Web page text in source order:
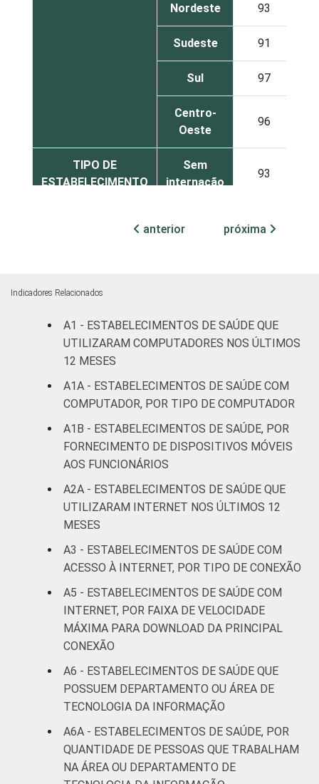
Nordeste 93
Sudeste 91
Sul 97
Centro-
Oeste
96
TIPO DE
ESTABELECIMENTO
Sem
internação
93
internação
internação
(mais de
96
Serviço de
apoio à
diagnose e
terapia
UNIDADE BÁSICA
DE SAÚDE
Não UBS 94
LOCALIZAÇÃO Capital 94
Fonte: Núcleo de Informação e Coordenação
do Ponto BR. (2024). Pesquisa sobre o uso
das tecnologias de informação e
comunicação nos estabelecimentos de
saúde brasileiros: TIC Saúde 2024 [Tabelas].
anterior próxima
Indicadores Relacionados
A1 - ESTABELECIMENTOS DE SAÚDE QUE
UTILIZARAM COMPUTADORES NOS ÚLTIMOS
12 MESES
A1A - ESTABELECIMENTOS DE SAÚDE COM
COMPUTADOR, POR TIPO DE COMPUTADOR
A1B - ESTABELECIMENTOS DE SAÚDE, POR
FORNECIMENTO DE DISPOSITIVOS MÓVEIS
AOS FUNCIONÁRIOS
A2A - ESTABELECIMENTOS DE SAÚDE QUE
UTILIZARAM INTERNET NOS ÚLTIMOS 12
MESES
A3 - ESTABELECIMENTOS DE SAÚDE COM
ACESSO À INTERNET, POR TIPO DE CONEXÃO
A5 - ESTABELECIMENTOS DE SAÚDE COM
INTERNET, POR FAIXA DE VELOCIDADE
MÁXIMA PARA DOWNLOAD DA PRINCIPAL
CONEXÃO
A6 - ESTABELECIMENTOS DE SAÚDE QUE
POSSUEM DEPARTAMENTO OU ÁREA DE
TECNOLOGIA DA INFORMAÇÃO
A6A - ESTABELECIMENTOS DE SAÚDE, POR
QUANTIDADE DE PESSOAS QUE TRABALHAM
NA ÁREA OU DEPARTAMENTO DE